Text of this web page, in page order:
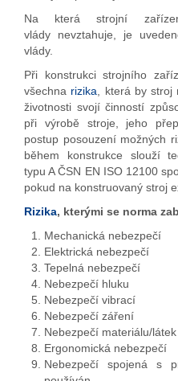
Na která strojní
vlády nevztahuje, je
vlády.
Při konstrukci strojního
všechna rizika , která by
životnosti svojí činností
při výrobě stroje, jeho
postup posouzení možných
během konstrukce slouží
typu A ČSN EN ISO 12100
pokud na konstruovaný stroj
Rizika, kterými se norma
Mechanická nebezpečí
Elektrická nebezpečí
Tepelná nebezpečí
Nebezpečí hluku
Nebezpečí vibrací
Nebezpečí záření
Nebezpečí materiálu/látek
Ergonomická nebezpečí
Nebezpečí spojená s